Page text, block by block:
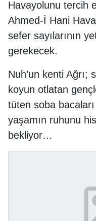
Havayolunu tercih
Ahmed-İ Hani
sefer sayılarının
gerekecek.
Nuh’un kenti Ağrı;
koyun otlatan
tüten soba
yaşamın ruhunu
bekliyor…